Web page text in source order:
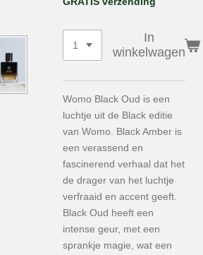
In
winkelwagen
Womo Black Oud is een
luchtje uit de Black editie
van Womo. Black Amber is
een verassend en
fascinerend verhaal dat het
de drager van het luchtje
verfraaid en accent geeft.
Black Oud heeft een
intense geur, met een
sprankje magie, wat een